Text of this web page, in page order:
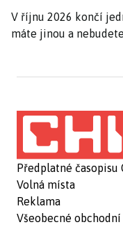
V říjnu 2026 končí
máte jinou a
Předplatné časopisu
Volná místa
Reklama
Všeobecné